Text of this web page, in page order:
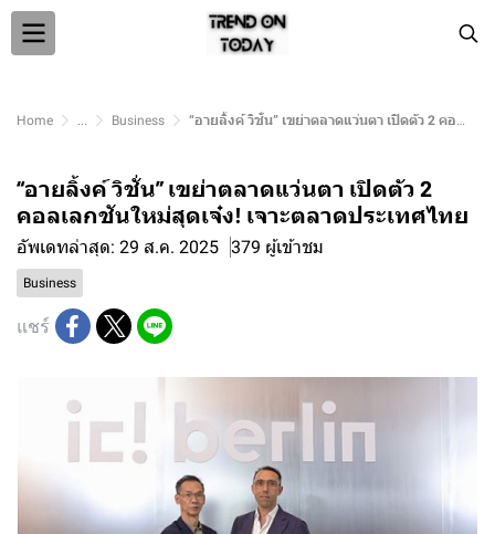
Home ... Business “อายลิ้งค์ วิชั่น” เขย่าตลาดแว่นตา เปิดตัว 2 คอลเลกชันใหม่สุดเจ๋ง! เจาะตลาดประเทศไทย
“อายลิ้งค์ วิชั่น” เขย่าตลาดแว่นตา เปิดตัว 2
คอลเลกชันใหม่สุดเจ๋ง! เจาะตลาดประเทศไทย
อัพเดทล่าสุด: 29 ส.ค. 2025 379 ผู้เข้าชม
Business
แชร์